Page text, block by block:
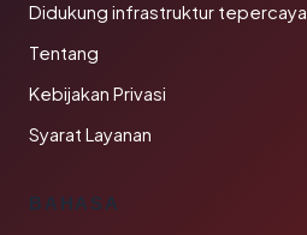
Didukung infrastruktur tepercaya
Tentang
Kebijakan Privasi
Syarat Layanan
BAHASA